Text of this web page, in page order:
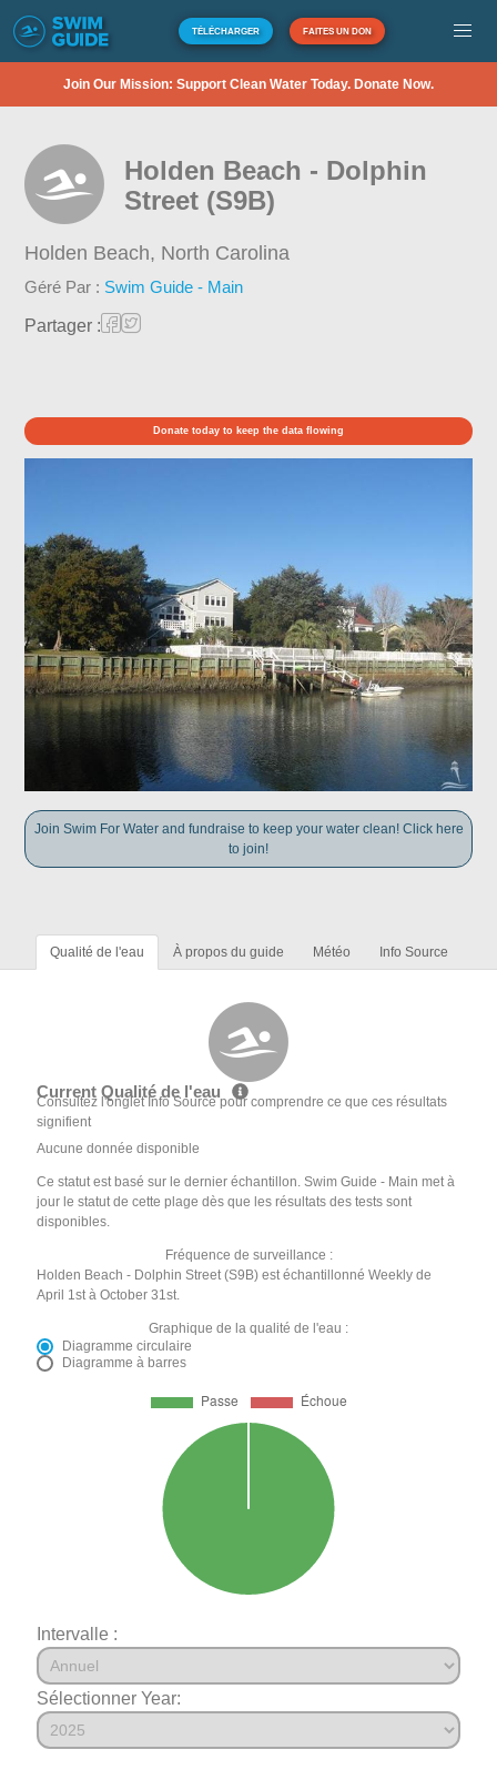
TÉLÉCHARGER FAITES UN DON
Join Our Mission: Support Clean Water Today. Donate Now.
Holden Beach - Dolphin
Street (S9B)
Holden Beach, North Carolina
Géré Par : Swim Guide - Main
Partager :
Donate today to keep the data flowing
Join Swim For Water and fundraise to keep your water clean! Click here
to join!
Qualité de l'eau À propos du guide Météo Info Source
Current Qualité de l'eau
Consultez l'onglet Info Source pour comprendre ce que ces résultats
signifient
Aucune donnée disponible
Ce statut est basé sur le dernier échantillon. Swim Guide - Main met à
jour le statut de cette plage dès que les résultats des tests sont
disponibles.
Fréquence de surveillance :
Holden Beach - Dolphin Street (S9B) est échantillonné Weekly de
April 1st à October 31st.
Graphique de la qualité de l'eau :
Diagramme circulaire
Diagramme à barres
Intervalle :
Sélectionner Year: